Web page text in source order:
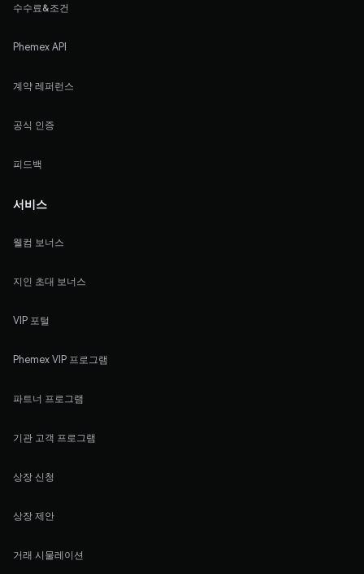
수수료&조건
Phemex API
계약 레퍼런스
공식 인증
피드백
서비스
웰컴 보너스
지인 초대 보너스
VIP 포털
Phemex VIP 프로그램
파트너 프로그램
기관 고객 프로그램
상장 신청
상장 제안
거래 시물레이션